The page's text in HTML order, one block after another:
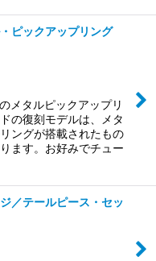
ピックアップリング
メタルピックアップリ
の復刻モデルは、メタ
ングが搭載されたもの
ます。お好みでチュー
／テールピース・セッ